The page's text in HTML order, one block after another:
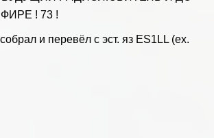
! 73 !
и перевёл с эст. яз ES1LL (ex.